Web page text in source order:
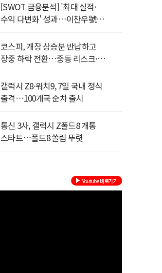
[SWOT 금융분석] '최대 실적·
수익 다변화' 성과…이찬우號
코스피, 개장 상승분 반납하고
장중 하락 전환…중동 리스크·美
갤럭시 Z8·워치9, 7일 국내 정식
출격…100개국 순차 출시
통신 3사, 갤럭시 Z폴드8 개통
스타트…폴드8 쏠림 뚜렷
Youtube 바로가기